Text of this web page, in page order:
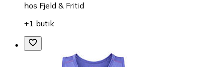
hos Fjeld & Fritid
+1 butik